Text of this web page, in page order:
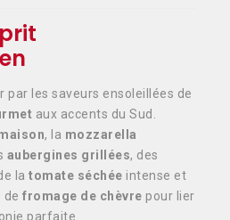
par les saveurs ensoleillées de
aux accents du Sud.
, la mozzarella
aubergines grillées, des
la tomate séchée intense et
de fromage de chèvre pour lier
parfaite.